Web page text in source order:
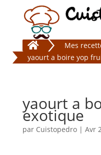

Mes
yaourt a boire yop
yaourt a
exotique
par Cuistopedro| Avr